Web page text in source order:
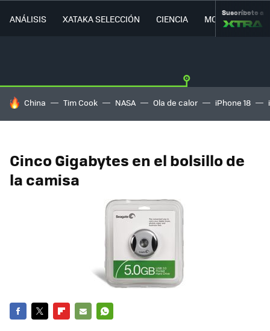
ANÁLISIS XATAKA SELECCIÓN CIENCIA MOVILIDAD
Suscríbete a
HOY SE HABLA DE
China Tim Cook NASA Ola de calor iPhone 18
Cinco Gigabytes en el bolsillo de
la camisa